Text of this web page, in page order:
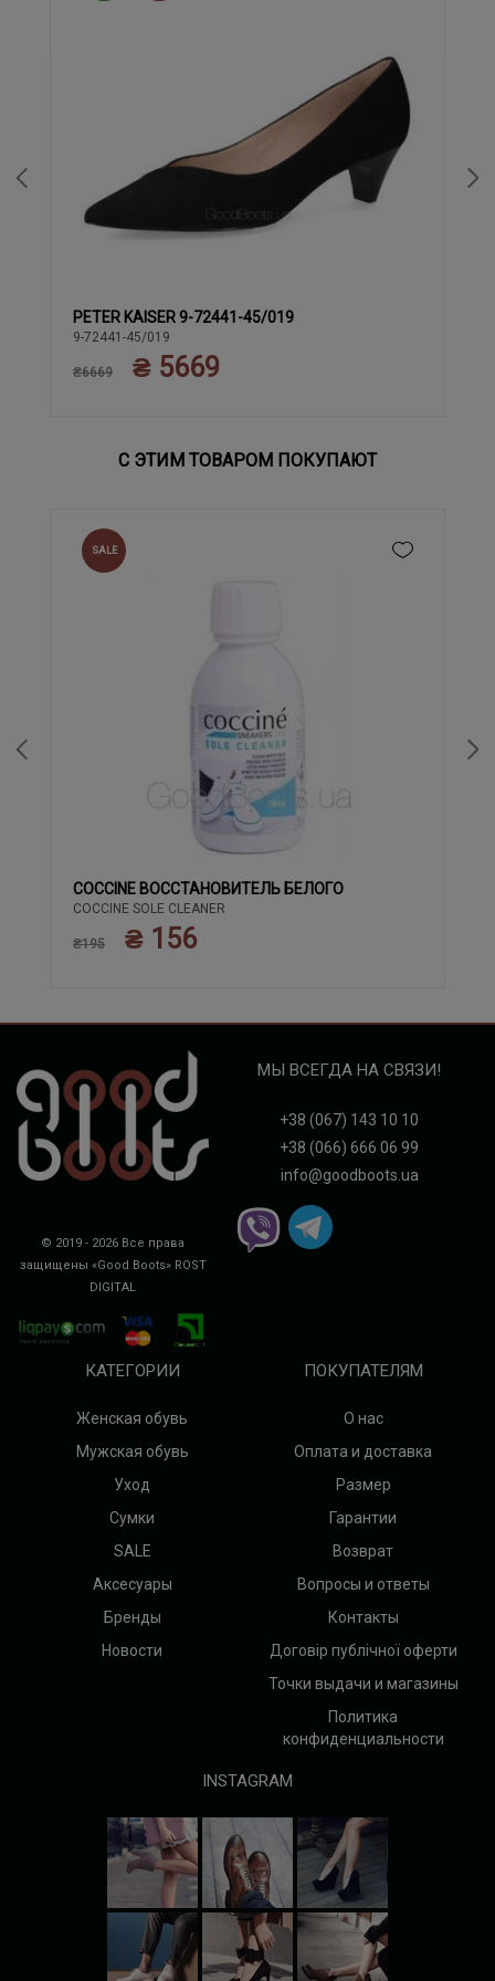
37 37.5 38 38.5 39 40
PETER KAISER 9-72441-45/019
9-72441-45/019
₴6669 ₴ 5669
С ЭТИМ ТОВАРОМ ПОКУПАЮТ
SALE
COCCINE ВОССТАНОВИТЕЛЬ БЕЛОГО
COCCINE SOLE CLEANER
₴195 ₴ 156
© 2019 - 2026 Все права
защищены «Good Boots» ROST
DIGITAL
МЫ ВСЕГДА НА СВЯЗИ!
+38 (067) 143 10 10
+38 (066) 666 06 99
info@goodboots.ua
КАТЕГОРИИ
Женская обувь
Мужская обувь
Уход
Сумки
SALE
Аксесуары
Бренды
Новости
ПОКУПАТЕЛЯМ
О нас
Оплата и доставка
Размер
Гарантии
Возврат
Вопросы и ответы
Контакты
Договір публічної оферти
Точки выдачи и магазины
Политика
конфиденциальности
INSTAGRAM